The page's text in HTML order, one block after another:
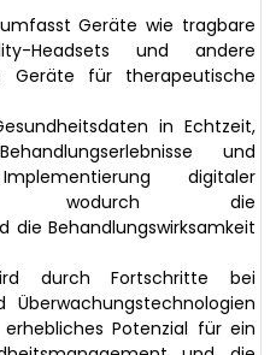
Geräte wie tragbare
Headsets und andere
Geräte für therapeutische
in Echtzeit,
und
digitaler
wodurch die
die Behandlungswirksamkeit
durch Fortschritte bei
Potenzial für ein